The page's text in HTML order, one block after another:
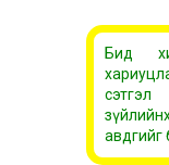
Бид
сэтгэл
авдгийг